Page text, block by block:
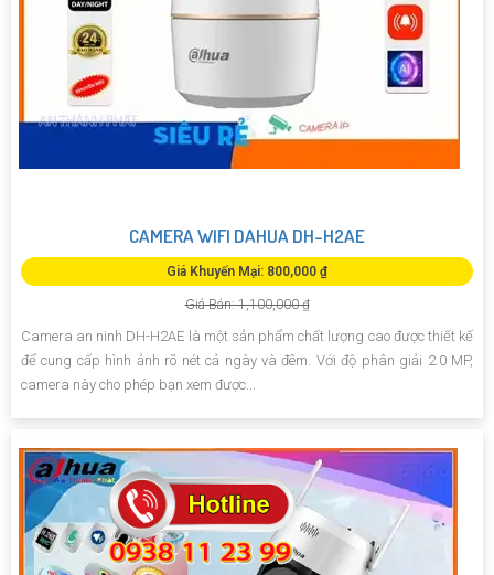
CAMERA WIFI DAHUA DH-H2AE
Giá Khuyến Mại: 800,000 ₫
Giá Bán: 1,100,000 ₫
Camera an ninh DH-H2AE là một sản phẩm chất lượng cao được thiết kế
để cung cấp hình ảnh rõ nét cả ngày và đêm. Với độ phân giải 2.0 MP,
camera này cho phép bạn xem được...